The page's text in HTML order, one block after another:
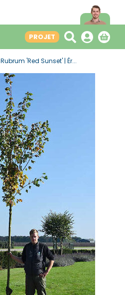
PROJET
'Red Sunset' | Ér...